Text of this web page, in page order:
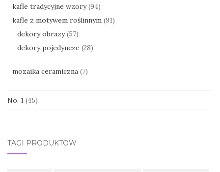
kafle tradycyjne wzory (94)
kafle z motywem roślinnym (91)
dekory obrazy (57)
dekory pojedyncze (28)
mozaika ceramiczna (7)
No. 1 (45)
TAGI PRODUKTÓW